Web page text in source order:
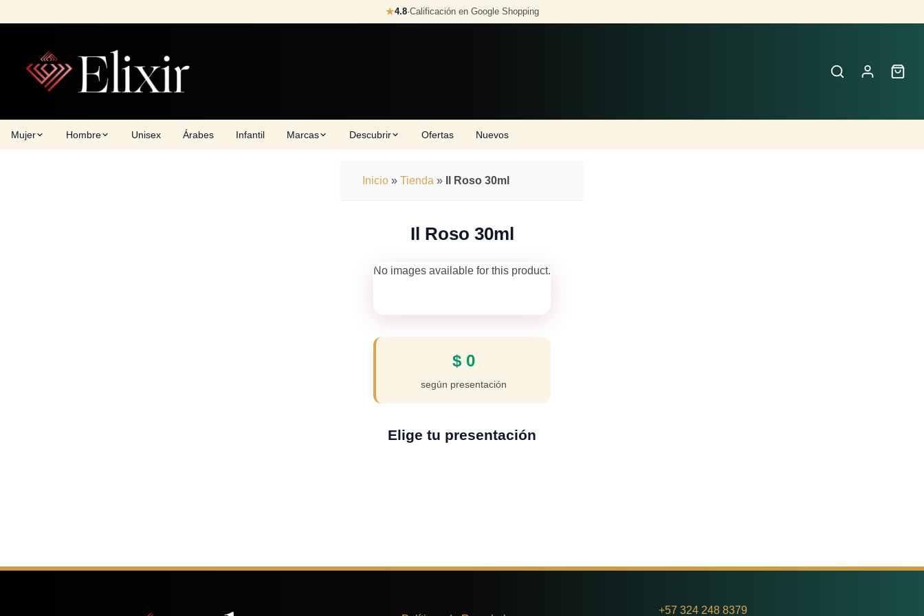
to
★4.8·Calificación en Google Shopping
Mujer Hombre Unisex Árabes Infantil Marcas Descubrir Ofertas Nuevos
Inicio » Tienda » Il Roso 30ml
Il Roso 30ml
No images available for this product.
$0
según presentación
Elige tu presentación
+57 324 248 8379